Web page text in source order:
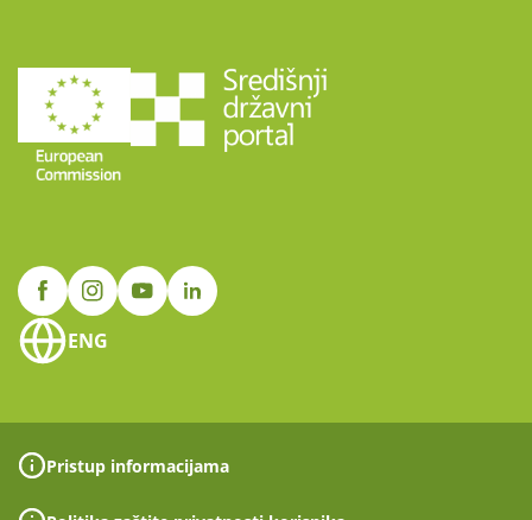
ENG
Pristup informacijama